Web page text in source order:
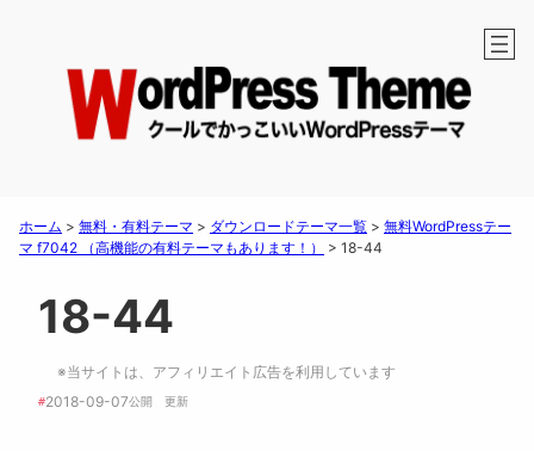
ホーム > 無料・有料テーマ > ダウンロードテーマ一覧 > 無料WordPressテー
マ f7042 （高機能の有料テーマもあります！）
> 18-44
18-44
※当サイトは、アフィリエイト広告を利用しています
#2018-09-07公開 更新